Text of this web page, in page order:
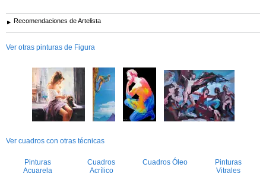
Recomendaciones de Artelista
Ver otras pinturas de Figura
Ver cuadros con otras técnicas
Pinturas
Acuarela
Cuadros
Acrílico
Cuadros Óleo
Pinturas
Vitrales